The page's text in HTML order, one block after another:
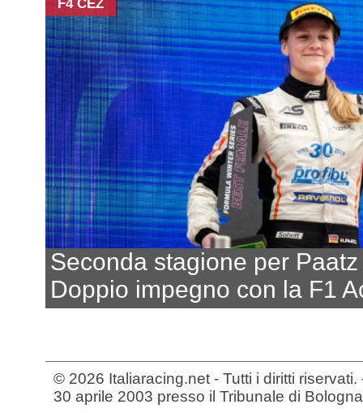
F4 CEZ
Seconda stagione per Paatz
Doppio impegno con la F1
© 2026 Italiaracing.net - Tutti i diritti
30 aprile 2003 presso il Tribunale di Bologna